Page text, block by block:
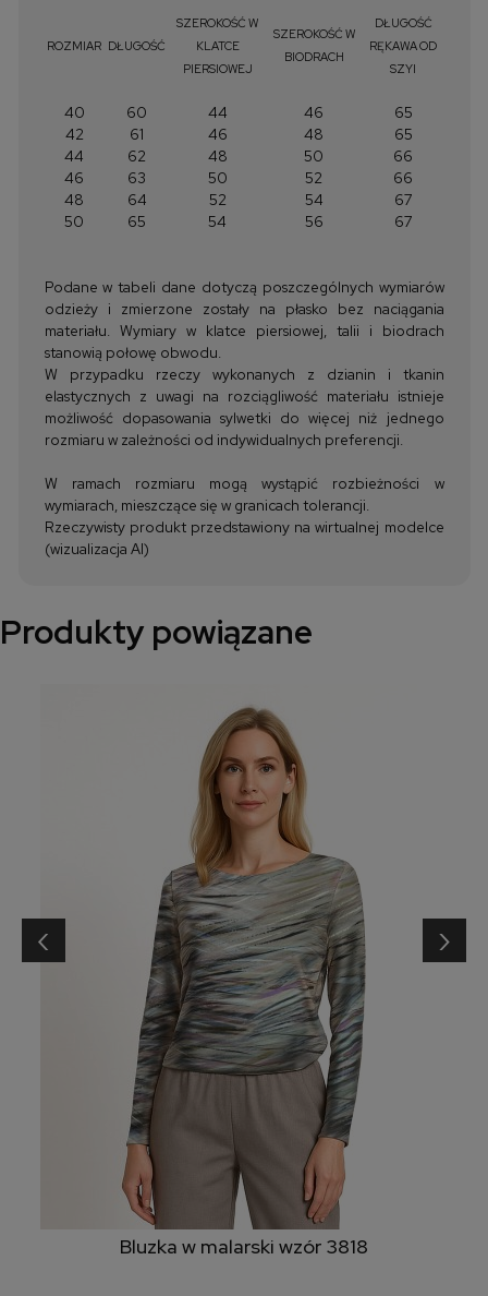
ROZMIAR DŁUGOŚĆ
SZEROKOŚĆ W
KLATCE
PIERSIOWEJ
SZEROKOŚĆ W
BIODRACH
DŁUGOŚĆ
RĘKAWA OD
SZYI
40 60 44 46
65
42
61 46 48
65
44
62 48 50
66
46
63 50 52
66
48
64 52 54
67
50
65 54 56 67
Podane w tabeli dane dotyczą poszczególnych wymiarów
odzieży i zmierzone zostały na płasko bez naciągania
materiału. Wymiary w klatce piersiowej, talii i biodrach
stanowią połowę obwodu.
W przypadku rzeczy wykonanych z dzianin i tkanin
elastycznych z uwagi na rozciągliwość materiału istnieje
możliwość dopasowania sylwetki do więcej niż jednego
rozmiaru w zależności od indywidualnych preferencji.
W ramach rozmiaru mogą wystąpić rozbieżności w
wymiarach, mieszczące się w granicach tolerancji.
Rzeczywisty produkt przedstawiony na wirtualnej modelce
(wizualizacja AI)
Produkty powiązane
Bluzka w malarski wzór 3818
‹ ›